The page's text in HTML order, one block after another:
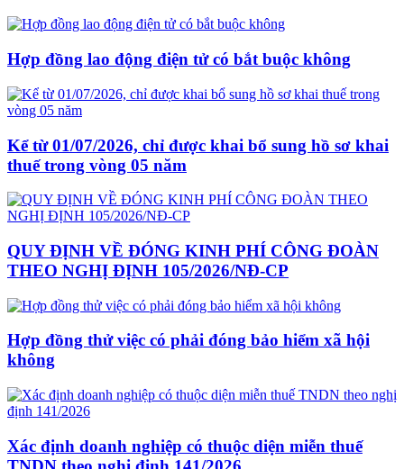
Hợp đồng lao động điện tử có bắt buộc không
Kể từ 01/07/2026, chỉ được khai bổ sung hồ sơ khai
thuế trong vòng 05 năm
QUY ĐỊNH VỀ ĐÓNG KINH PHÍ CÔNG ĐOÀN
THEO NGHỊ ĐỊNH 105/2026/NĐ-CP
Hợp đồng thử việc có phải đóng bảo hiểm xã hội
không
Xác định doanh nghiệp có thuộc diện miễn thuế